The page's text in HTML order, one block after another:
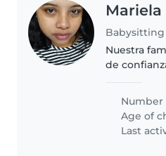
Mariela
Nuestra
de
casa y
Number
Age of
Last